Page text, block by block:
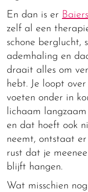
En dan is er
zelf al een
schone berglucht,
ademhaling en
draait alles om
hebt. Je loopt
voeten onder in
lichaam
en dat hoeft ook
neemt, ontstaat
rust dat je
blijft hangen.
Wat misschien